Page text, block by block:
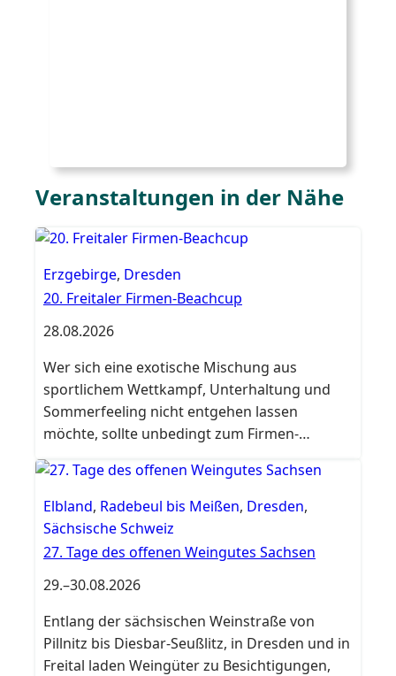
Veranstaltungen in der Nähe
Erzgebirge, Dresden
20. Freitaler Firmen-Beachcup
28.08.2026
Wer sich eine exotische Mischung aus
sportlichem Wettkampf, Unterhaltung und
Sommerfeeling nicht entgehen lassen
möchte, sollte unbedingt zum Firmen-
Beachcup kommen.
Elbland, Radebeul bis Meißen, Dresden,
Sächsische Schweiz
27. Tage des offenen Weingutes Sachsen
29.–30.08.2026
Entlang der sächsischen Weinstraße von
Pillnitz bis Diesbar-Seußlitz, in Dresden und in
Freital laden Weingüter zu Besichtigungen,